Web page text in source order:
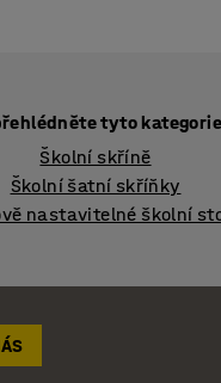
tyto kategorie
Školní skříně
Školní šatní skříňky
nastavitelné školní